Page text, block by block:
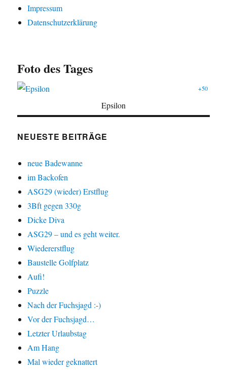
Impressum
Datenschutzerklärung
Foto des Tages
+50
Epsilon
NEUESTE BEITRÄGE
neue Badewanne
im Backofen
ASG29 (wieder) Erstflug
3Bft gegen 330g
Dicke Diva
ASG29 – und es geht weiter.
Wiedererstflug
Baustelle Golfplatz
Aufi!
Puzzle
Nach der Fuchsjagd :-)
Vor der Fuchsjagd…
Letzter Urlaubstag
Am Hang
Mal wieder geknattert